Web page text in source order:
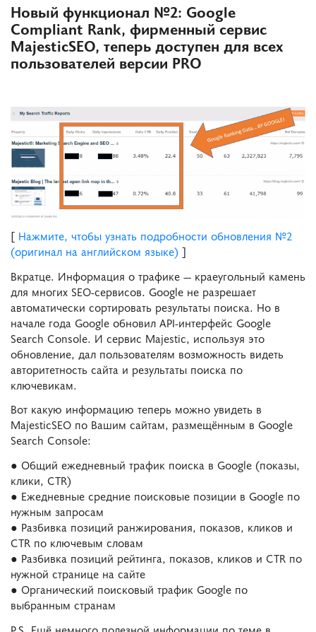
Новый функционал №2: Google
Compliant Rank, фирменный сервис
MajesticSEO, теперь доступен для всех
пользователей версии PRO
[ Нажмите, чтобы узнать подробности обновления №2
(оригинал на английском языке) ]
Вкратце. Информация о трафике — краеугольный камень
для многих SEO-сервисов. Google не разрешает
автоматически сортировать результаты поиска. Но в
начале года Google обновил API-интерфейс Google
Search Console. И сервис Majestic, используя это
обновление, дал пользователям возможность видеть
авторитетность сайта и результаты поиска по
ключевикам.
Вот какую информацию теперь можно увидеть в
MajesticSEO по Вашим сайтам, размещённым в Google
Search Console:
● Общий ежедневный трафик поиска в Google (показы,
клики, CTR)
● Ежедневные средние поисковые позиции в Google по
нужным запросам
● Разбивка позиций ранжирования, показов, кликов и
CTR по ключевым словам
● Разбивка позиций рейтинга, показов, кликов и CTR по
нужной странице на сайте
● Органический поисковый трафик Google по
выбранным странам